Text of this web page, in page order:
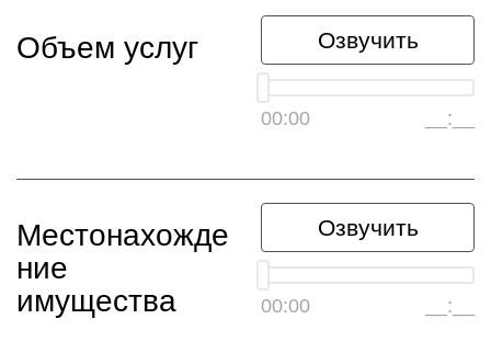
Озвучить
00:00 __:__
Объем услуг
Озвучить
00:00 __:__
Местонахожде
ние
имущества